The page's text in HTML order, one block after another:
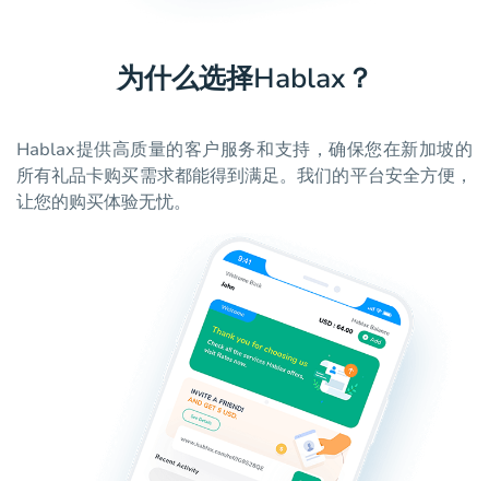
为什么选择Hablax？
Hablax提供高质量的客户服务和支持，确保您在新加坡的
所有礼品卡购买需求都能得到满足。我们的平台安全方便，
让您的购买体验无忧。